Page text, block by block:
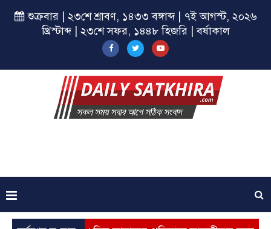
শুক্রবার | ২৩শে শ্রাবণ, ১৪৩৩ বঙ্গাব্দ | ৭ই আগস্ট, ২০২৬
খ্রিস্টাব্দ | ২৩শে সফর, ১৪৪৮ হিজরি | বর্ষাকাল